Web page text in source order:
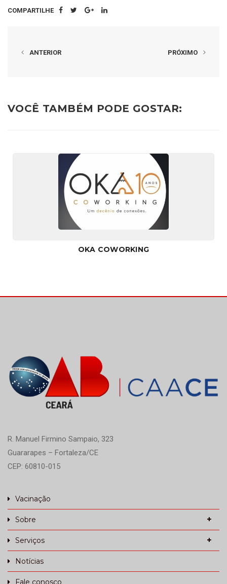
COMPARTILHE
ANTERIOR PRÓXIMO
VOCÊ TAMBÉM PODE GOSTAR:
OKA COWORKING
R. Manuel Firmino Sampaio, 323
Guararapes – Fortaleza/CE
CEP: 60810-015
Vacinação
Sobre
Serviços
Notícias
Fale conosco